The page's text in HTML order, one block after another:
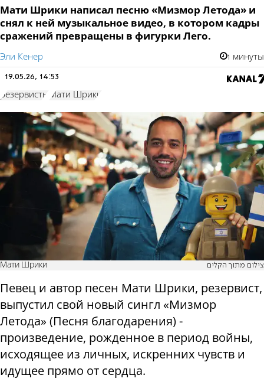
Мати Шрики написал песню «Мизмор Летода» и
снял к ней музыкальное видео, в котором кадры
сражений превращены в фигурки Лего.
Эли Кенер 1 минуты
19.05.26, 14:53
резервисты Мати Шрики
Мати Шрики צילום מתוך הקלים
Певец и автор песен Мати Шрики, резервист,
выпустил свой новый сингл «Мизмор
Летода» (Песня благодарения) -
произведение, рожденное в период войны,
исходящее из личных, искренних чувств и
идущее прямо от сердца.